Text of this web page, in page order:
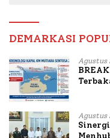
DEMARKASI
Agustus
Agustus